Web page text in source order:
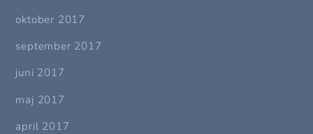
oktober 2017
september 2017
juni 2017
maj 2017
april 2017